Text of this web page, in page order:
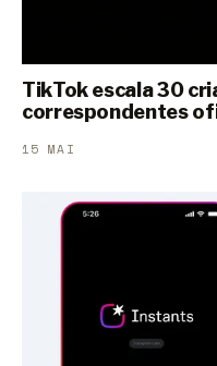
TikTok escala 30
correspondentes
15 MAI